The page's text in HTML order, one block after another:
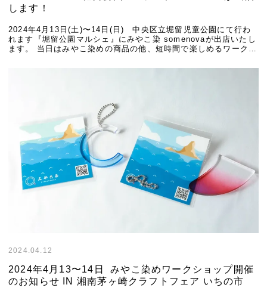
します！
2024年4月13日(土)〜14日(日) 中央区立堀留児童公園にて行わ
れます『堀留公園マルシェ』にみやこ染 somenovaが出店いたし
ます。 当日はみやこ染めの商品の他、短時間で楽しめるワークシ
2024.04.12
2024年4月13〜14日 みやこ染めワークショップ開催
のお知らせ IN 湘南茅ヶ崎クラフトフェア いちの市